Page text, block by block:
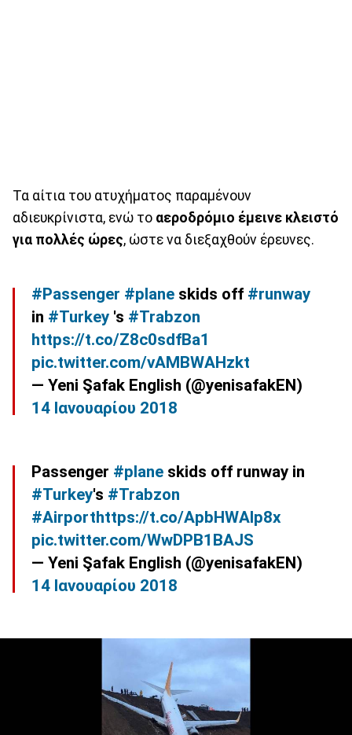
Τα αίτια του ατυχήματος παραμένουν
αδιευκρίνιστα, ενώ το αεροδρόμιο έμεινε κλειστό
για πολλές ώρες, ώστε να διεξαχθούν έρευνες.
#Passenger #plane skids off #runway
in #Turkey 's #Trabzon
https://t.co/Z8c0sdfBa1
pic.twitter.com/vAMBWAHzkt
— Yeni Şafak English (@yenisafakEN)
14 Ιανουαρίου 2018
Passenger #plane skids off runway in
#Turkey's #Trabzon
#Airporthttps://t.co/ApbHWAlp8x
pic.twitter.com/WwDPB1BAJS
— Yeni Şafak English (@yenisafakEN)
14 Ιανουαρίου 2018